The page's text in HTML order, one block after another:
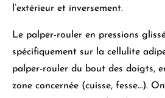
l’extérieur et inversement.
Le palper-rouler en pressions
spécifiquement sur la cellulite
palper-rouler du bout des doigts,
zone concernée (cuisse, fesse…).